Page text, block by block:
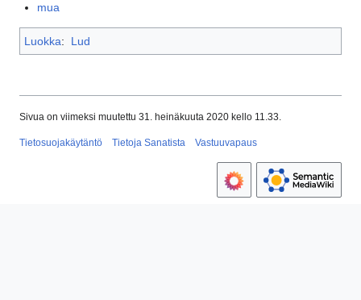
mua
Luokka: Lud
Sivua on viimeksi muutettu 31. heinäkuuta 2020 kello 11.33.
Tietosuojakäytäntö Tietoja Sanatista Vastuuvapaus